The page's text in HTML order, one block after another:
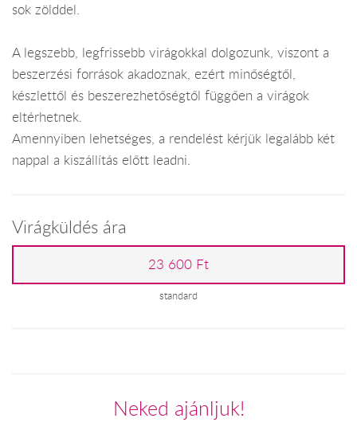
sok zölddel.
A legszebb, legfrissebb virágokkal dolgozunk, viszont a
beszerzési források akadoznak, ezért minőségtől,
készlettől és beszerezhetőségtől függően a virágok
eltérhetnek.
Amennyiben lehetséges, a rendelést kérjük legalább két
nappal a kiszállítás előtt leadni.
Virágküldés ára
23 600 Ft
standard
Neked ajánljuk!